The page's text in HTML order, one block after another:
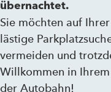
übernachtet.
Sie möchten auf
lästige
vermeiden und
Willkommen in
der Autobahn!